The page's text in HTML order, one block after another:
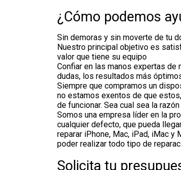
¿Cómo podemos
Sin demoras y sin moverte de tu
Nuestro principal objetivo es
valor que tiene su equipo
Confiar en las manos expertas de
dudas, los resultados más
Siempre que compramos un
no estamos exentos de que
de funcionar. Sea cual sea la
Somos una empresa líder en la
cualquier defecto, que pueda
reparar iPhone, Mac, iPad, iMac
poder realizar todo tipo de
Solicita tu